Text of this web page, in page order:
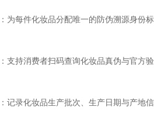
为每件化妆品分配唯一的防伪溯源身份标
支持消费者扫码查询化妆品真伪与官方验
记录化妆品生产批次、生产日期与产地信